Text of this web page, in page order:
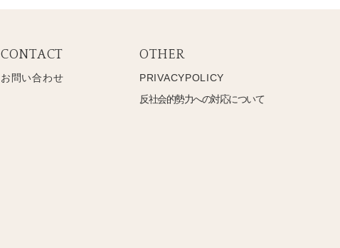
CONTACT
お問い合わせ
OTHER
PRIVACYPOLICY
反社会的勢力への対応について